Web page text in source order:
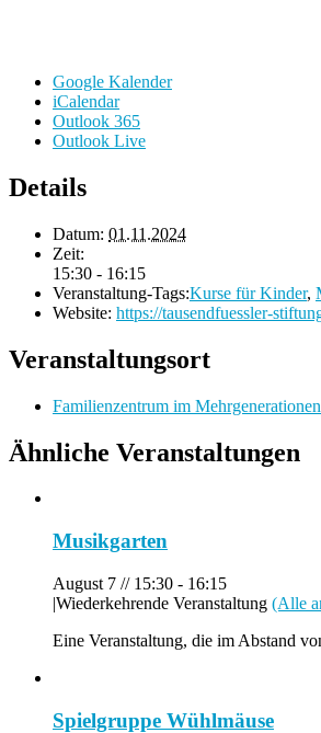
Google Kalender
iCalendar
Outlook 365
Outlook Live
Details
Datum: 01.11.2024
Zeit:
15:30 - 16:15
Veranstaltung-Tags:Kurse für Kinder,
Website: https://tausendfuessler-
Veranstaltungsort
Familienzentrum im
Ähnliche Veranstaltungen
Musikgarten
August 7 // 15:30 - 16:15
|Wiederkehrende Veranstaltung (Alle
Eine Veranstaltung, die im Abstand
Spielgruppe Wühlmäuse